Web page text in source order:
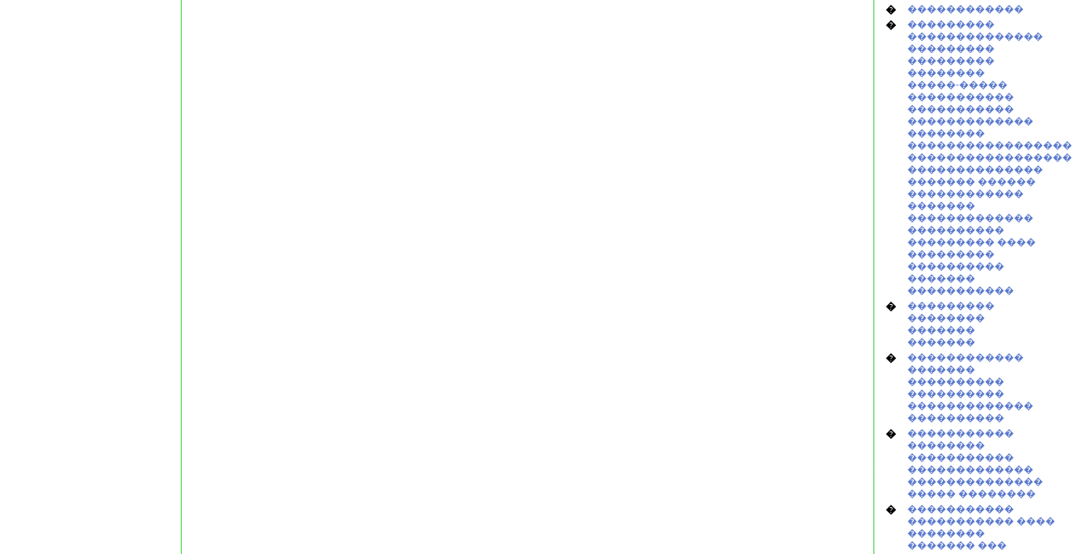
� ������������
�
���������
��������������
���������
���������
��������
�����-�����
�����������
�����������
�������������
��������
�����������������
�����������������
��������������
������� ������
������������
�������
�������������
����������
��������� ����
���������
����������
�������
�����������
�
���������
��������
�������
�������
�
������������
�������
����������
����������
�������������
����������
�
�����������
��������
�����������
�������������
��������������
����� ��������
�
�����������
����������� ����
��������
������� ���